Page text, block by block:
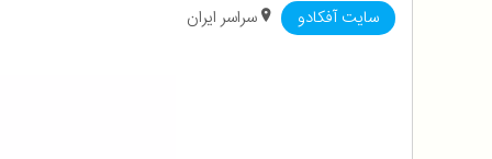
سایت آفکادو سراسر ایران